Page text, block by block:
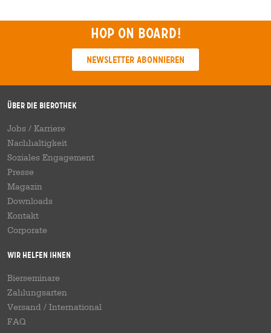
Hop on board!
Newsletter abonnieren
Über die Bierothek
Jobs / Karriere
Nachhaltigkeit
Soziales Engagement
Presse
Magazin
Downloads
Kontakt
Corporate
Wir helfen Ihnen
Bierseminare
Zahlungsarten
Versand / International
FAQ